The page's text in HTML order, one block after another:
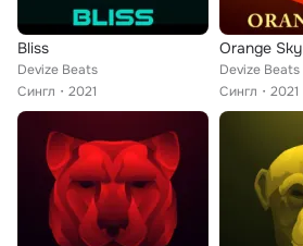
Bliss
Devize Beats
Сингл
2021
Orange Sky
Devize Beats
Сингл
2021